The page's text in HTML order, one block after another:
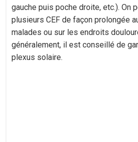
gauche puis poche droite, etc.). On
plusieurs CEF de façon prolongée
malades ou sur les endroits
généralement, il est conseillé de
plexus solaire.